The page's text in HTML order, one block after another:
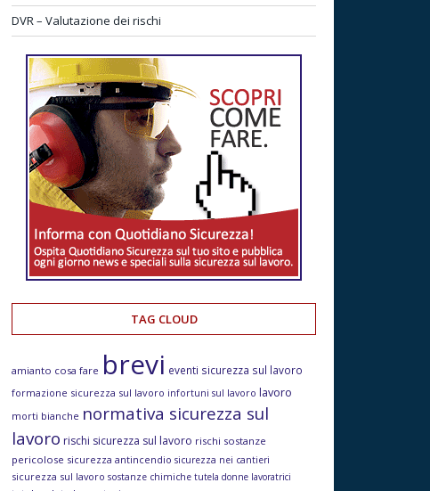
DVR – Valutazione dei rischi
TAG CLOUD
amianto cosa fare brevi eventi sicurezza sul lavoro
formazione sicurezza sul lavoro infortuni sul lavoro lavoro
morti bianche normativa sicurezza sul
lavoro rischi sicurezza sul lavoro rischi sostanze
pericolose sicurezza antincendio sicurezza nei cantieri
sicurezza sul lavoro sostanze chimiche tutela donne lavoratrici